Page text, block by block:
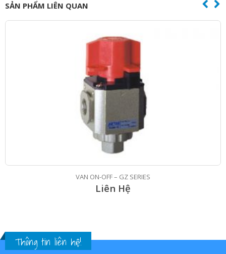
SẢN PHẨM LIÊN QUAN
VAN ON-OFF – GZ SERIES
Liên Hệ
Thông tin liên hệ!